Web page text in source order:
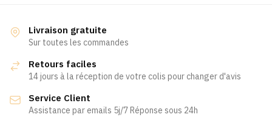
variations.
Les
peuvent
choisies
sur
choisies
Livraison gratuite
Sur toutes les commandes
Retours faciles
14 jours à la réception de votre colis pour changer d'avis
Service Client
Assistance par emails 5j/7 Réponse sous 24h